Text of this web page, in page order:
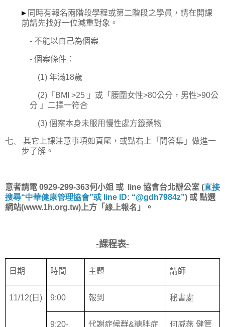
▸ 同時有報名兩階段學程或第二階段之學員，請在開課
前請先找好一位減重對象。
- 不能以自己為個案
- 個案條件：
(1) 年滿18歲
(2)「 BMI >25 」或「腰圍女性>80公分，男性>90公
分 」二擇一符合
(3) 個案本身未服用慢性處方籤藥物
七、
其它上課注意事項如頁尾，或點右上「問答集」做進一
步了解。
意者請電 0929-299-363何小姐 或 line 協會台北辦公室 (直接
搜尋“中華健康管理協會”或 line ID: “@gdh7984z”) 或 點選
網站(www.1h.org.tw) 上方「線上報名 」。
-課程表-
日期 時間 主題 講師
11/12( 日) 9:00 報到 秘書處
9:20- 代謝症候群&糖胖症 何威燕 健管